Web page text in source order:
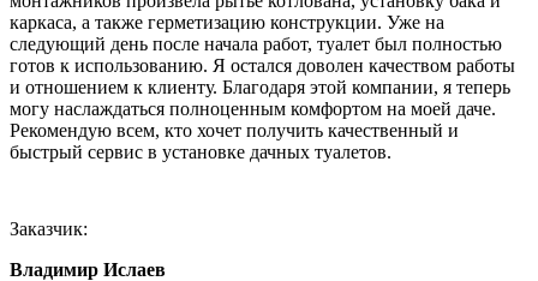
каркаса, а также герметизацию конструкции. Уже на
следующий день после начала работ, туалет был полностью
готов к использованию. Я остался доволен качеством работы
и отношением к клиенту. Благодаря этой компании, я теперь
могу наслаждаться полноценным комфортом на моей даче.
Рекомендую всем, кто хочет получить качественный и
быстрый сервис в установке дачных туалетов.
Заказчик:
Владимир Ислаев